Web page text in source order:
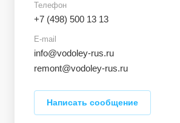
Телефон
+7 (498) 500 13 13
E-mail
info@vodoley-rus.ru
remont@vodoley-rus.ru
Написать сообщение